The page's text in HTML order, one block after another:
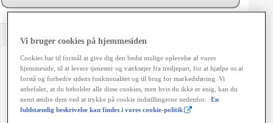
Registreringsår
06-2019
Modelår
2019
Kilometertal
112.000 km
Brændstof
Hybrid Benzin
Vi bruger cookies på hjemmesiden
Cookies har til formål at give dig den bedst mulige oplevelse af vores
hjemmeside, til at levere tjenester og værktøjer fra tredjepart, for at hjælpe os at
forstå og forbedre sidens funktionalitet og til brug for markedsføring. Vi
anbefaler, at du beholder alle disse cookies, men hvis du ikke er enig, kan du
nemt ændre dem ved at trykke på cookie indstillingerne nedenfor.
En
fuldstændig beskrivelse kan findes i vores cookie-politik